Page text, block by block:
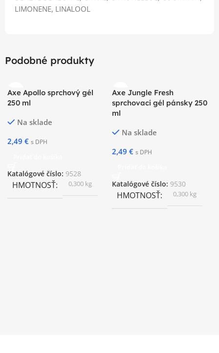
LIMONENE, LINALOOL
Podobné produkty
Axe Apollo sprchový gél
250 ml
Na sklade
2,49 € s DPH
Katalógové číslo: 9528
HMOTNOSŤ 0,300 kg
Axe Jungle Fresh
sprchovací gél pánsky 250
ml
Na sklade
2,49 € s DPH
Katalógové číslo: 9530
HMOTNOSŤ 0,300 kg